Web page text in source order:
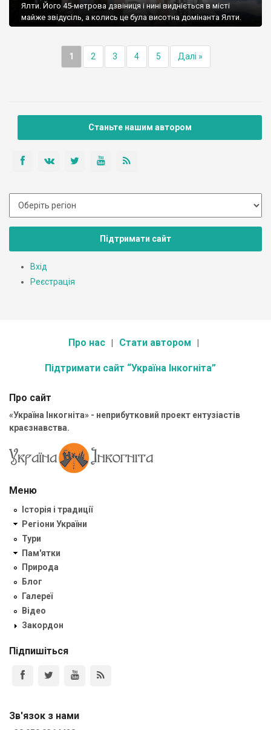
Ялти. Його 45-метрова дзвіниця і нині видніється в місті
майже звідусіль, а колись це була висотна домінанта Ялти.
1 2 3 4 5 Далі »
Станьте нашим автором
Підтримати сайт
Вхід
Реєстрація
Про нас Стати автором
Підтримати сайт “Україна Інкогніта”
Про сайт
«Україна Інкогніта» - неприбутковий проект ентузіастів
краєзнавства.
Меню
Історія і традиції
Регіони України
Тури
Пам'ятки
Природа
Блог
Галереї
Відео
Закордон
Підпишіться
Зв'язок з нами